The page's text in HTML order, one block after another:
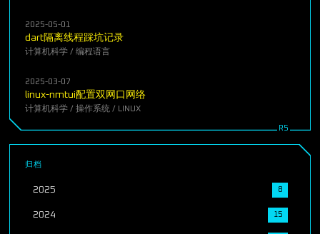
2025-05-01
dart隔离线程踩坑记录
计算机科学 / 编程语言
2025-03-07
linux-nmtui配置双网口网络
计算机科学 / 操作系统 / LINUX
归档
2025 8
2024 15